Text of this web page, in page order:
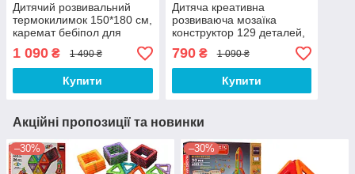
Дитячий розвивальний
термокилимок 150*180 см,
каремат бебіпол для
складаний
1 090 ₴ 1 490 ₴
Купити
Дитяча креативна
розвиваюча мозаїка
конструктор 129 деталей,
батарейках, в валізі
790₴ 1 090 ₴
Купити
Акційні пропозиції та новинки
–30% –30%